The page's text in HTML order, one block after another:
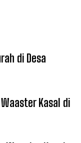
di Desa
Kasal di